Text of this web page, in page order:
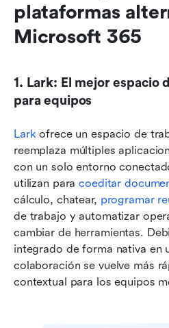
plataformas
Microsoft 365
1. Lark: El mejor espacio
para equipos
Lark ofrece un espacio de
reemplaza múltiples
con un solo entorno
utilizan para coeditar
cálculo, chatear, programar
de trabajo y automatizar
cambiar de herramientas.
integrado de forma nativa en
colaboración se vuelve más
contextual para los equipos